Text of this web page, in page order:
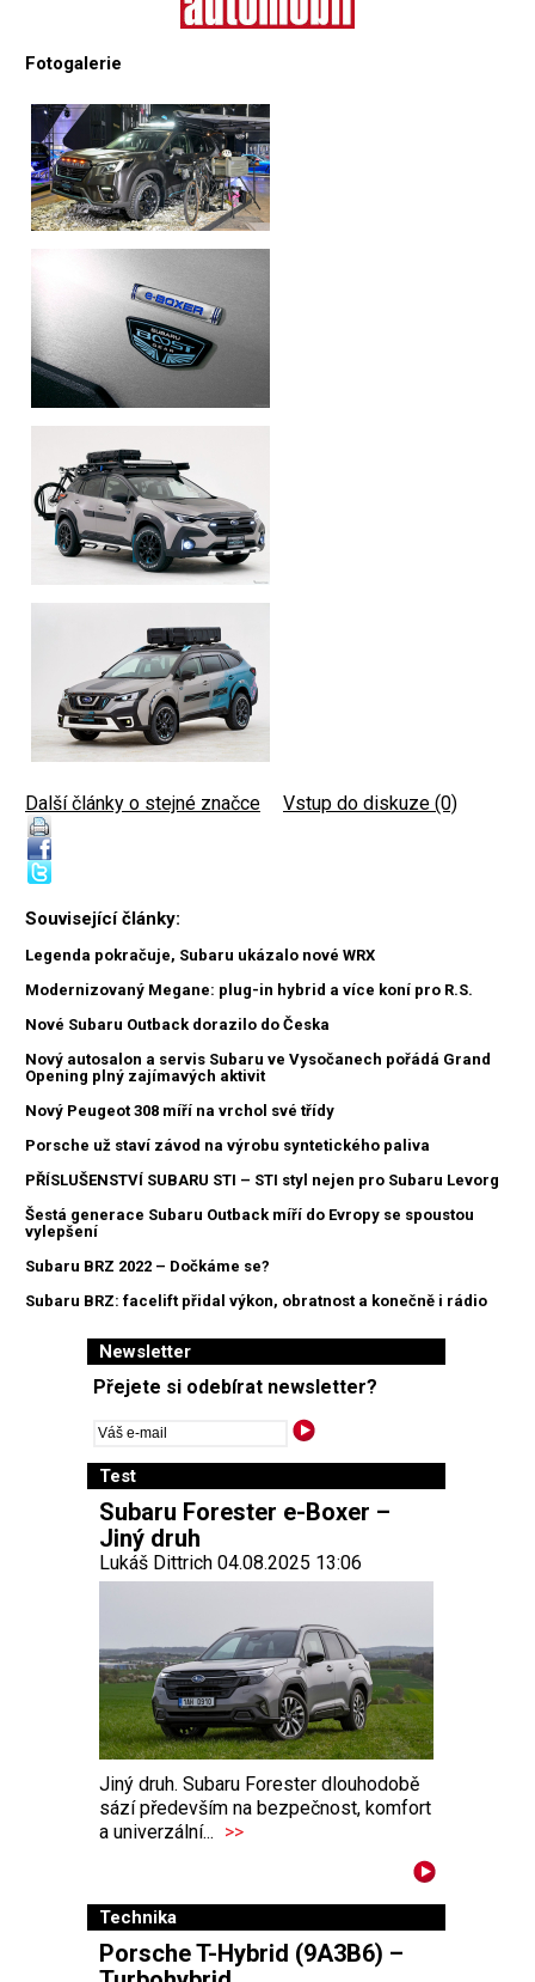
Fotogalerie
Další články o stejné značce Vstup do diskuze (0)
Související články:
Legenda pokračuje, Subaru ukázalo nové WRX
Modernizovaný Megane: plug-in hybrid a více koní pro R.S.
Nové Subaru Outback dorazilo do Česka
Nový autosalon a servis Subaru ve Vysočanech pořádá Grand
Opening plný zajímavých aktivit
Nový Peugeot 308 míří na vrchol své třídy
Porsche už staví závod na výrobu syntetického paliva
PŘÍSLUŠENSTVÍ SUBARU STI – STI styl nejen pro Subaru Levorg
Šestá generace Subaru Outback míří do Evropy se spoustou
vylepšení
Subaru BRZ 2022 – Dočkáme se?
Subaru BRZ: facelift přidal výkon, obratnost a konečně i rádio
Newsletter
Přejete si odebírat newsletter?
Test
Subaru Forester e-Boxer –
Jiný druh
Lukáš Dittrich 04.08.2025 13:06
Jiný druh. Subaru Forester dlouhodobě
sází především na bezpečnost, komfort
a univerzální... >>
Technika
Porsche T-Hybrid (9A3B6) –